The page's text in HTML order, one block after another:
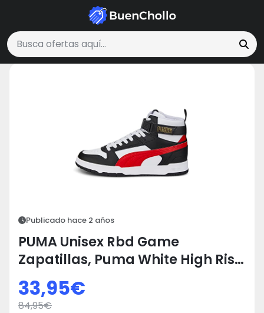
Buscar ofertas
Moda y AccesoriosPUMA Unisex Rbd Game Zapatillas, Puma White
Publicado hace 2 años
PUMA Unisex Rbd Game
Zapatillas, Puma White High Risk
Red Puma Black Puma Team
Gold, 42 EU
33,95€
84,95€